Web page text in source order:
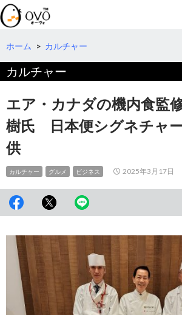
検
索
コ
テ
ツ
へ
動
ホーム > カルチャー
カルチャー
エア・カナダの機内食監
樹氏 日本便シグネチャ
供
カルチャー グルメ ビジネス 2025年3月17日